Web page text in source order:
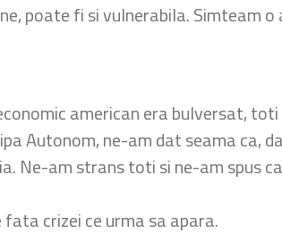
poate fi si vulnerabila. Simteam
american era bulversat,
Autonom, ne-am dat seama ca,
Ne-am strans toti si ne-am spus
crizei ce urma sa apara.